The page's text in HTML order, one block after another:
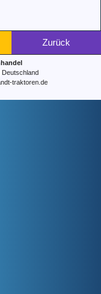
Zurück
Deutschland
traktoren.de